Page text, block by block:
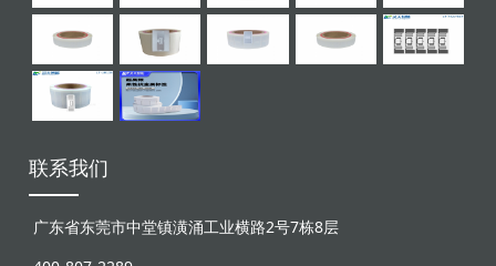
联系我们
广东省东莞市中堂镇潢涌工业横路2号7栋8层